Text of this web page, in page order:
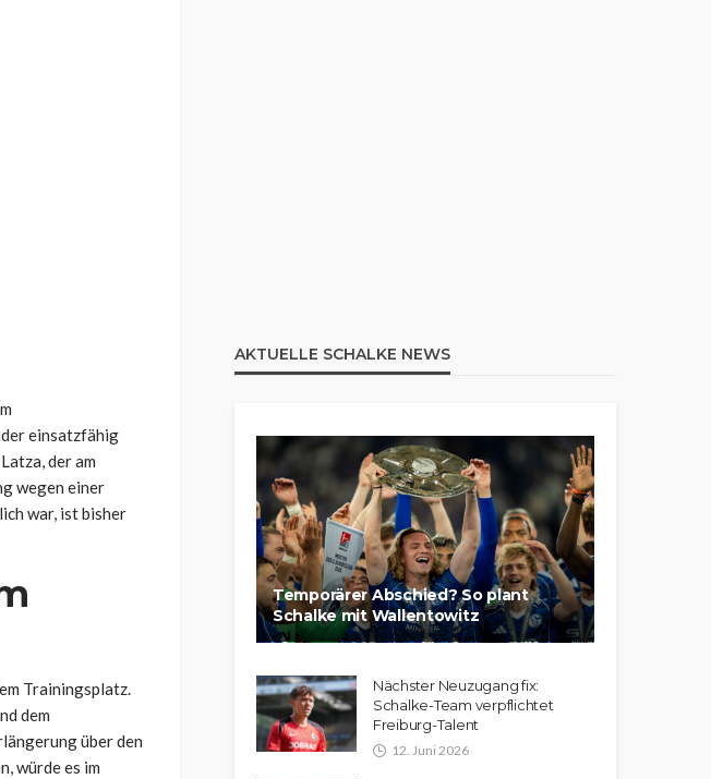
einsatzfähig
der am
wegen einer
war, ist bisher
Trainingsplatz.
dem
über den
würde es im
AKTUELLE SCHALKE NEWS
Temporärer Abschied? So plant
Schalke mit Wallentowitz
Nächster Neuzugang fix:
Schalke-Team verpflichtet
Freiburg-Talent
12. Juni 2026